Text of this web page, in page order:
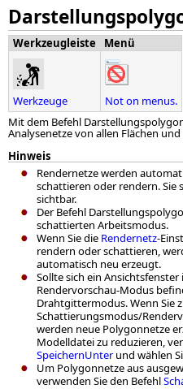
Werkzeugleiste Menü
Werkzeuge
Not on menus.
Mit dem Befehl
Analysenetze von allen Flächen
Hinweis
Rendernetze werden
schattieren oder rendern.
sichtbar.
Der Befehl
schattierten Arbeitsmodus.
Wenn Sie die Rendernetz-
rendern oder schattieren,
automatisch neu erzeugt.
Sollte sich ein
Rendervorschau-Modus
Drahtgittermodus. Wenn Sie
Schattierungsmodus/
werden neue Polygonnetze
Modelldatei zu reduzieren,
SpeichernUnterund wählen
Um Polygonnetze aus
verwenden Sie den Befehl